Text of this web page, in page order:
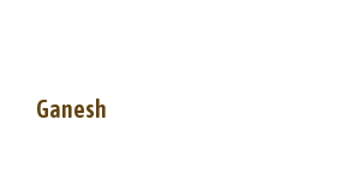
Ganesh